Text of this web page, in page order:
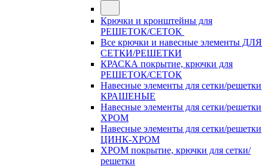
Крючки и кронштейны для
РЕШЕТОК/СЕТОК
Все крючки и навесные элементы ДЛЯ
СЕТКИ/РЕШЕТКИ
КРАСКА покрытие, крючки для
РЕШЕТОК/СЕТОК
Навесные элементы для сетки/решетки
КРАШЕНЫЕ
Навесные элементы для сетки/решетки
ХРОМ
Навесные элементы для сетки/решетки
ЦИНК-ХРОМ
ХРОМ покрытие, крючки для сетки/
решетки